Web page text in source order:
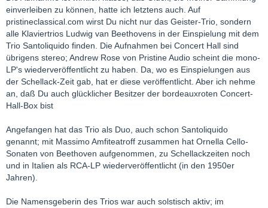
einverleiben zu können, hatte ich letztens auch. Auf
pristineclassical.com wirst Du nicht nur das Geister-Trio, sondern
alle Klaviertrios Ludwig van Beethovens in der Einspielung mit dem
Trio Santoliquido finden. Die Aufnahmen bei Concert Hall sind
übrigens stereo; Andrew Rose von Pristine Audio scheint die mono-
LP's wiederveröffentlicht zu haben. Da, wo es Einspielungen aus
der Schellack-Zeit gab, hat er diese veröffentlicht. Aber ich nehme
an, daß Du auch glücklicher Besitzer der bordeauxroten Concert-
Hall-Box bist
Angefangen hat das Trio als Duo, auch schon Santoliquido
genannt; mit Massimo Amfiteatroff zusammen hat Ornella Cello-
Sonaten von Beethoven aufgenommen, zu Schellackzeiten noch
und in Italien als RCA-LP wiederveröffentlicht (in den 1950er
Jahren).
Die Namensgeberin des Trios war auch solstisch aktiv; im